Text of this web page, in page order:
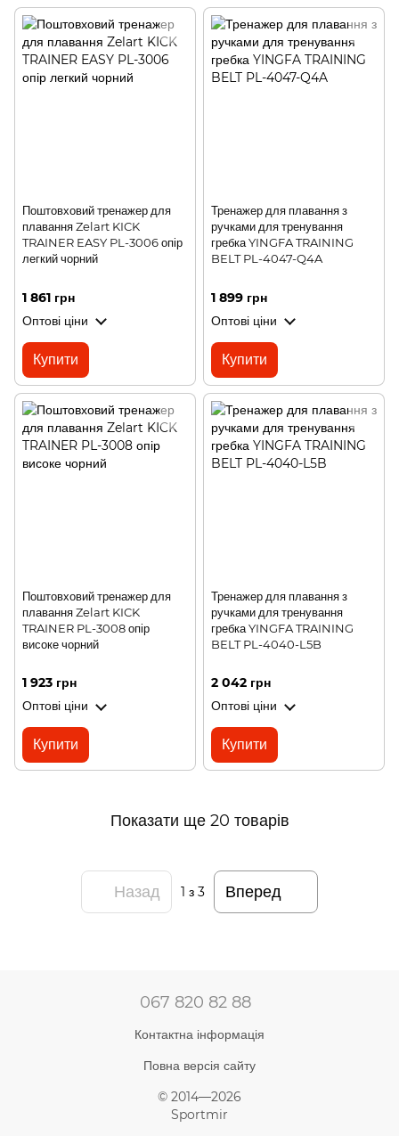
Поштовховий тренажер для
плавання Zelart KICK
TRAINER EASY PL-3006 опір
легкий чорний
1 861 грн
Оптові ціни
Купити
Тренажер для плавання з
ручками для тренування
гребка YINGFA TRAINING
BELT PL-4047-Q4A
1 899 грн
Оптові ціни
Купити
Поштовховий тренажер для
плавання Zelart KICK
TRAINER PL-3008 опір
високе чорний
1 923 грн
Оптові ціни
Купити
Тренажер для плавання з
ручками для тренування
гребка YINGFA TRAINING
BELT PL-4040-L5B
2 042 грн
Оптові ціни
Купити
Показати ще 20 товарів
Назад 1 з 3 Вперед
067 820 82 88
Контактна інформація
Повна версія сайту
© 2014—2026
Sportmir